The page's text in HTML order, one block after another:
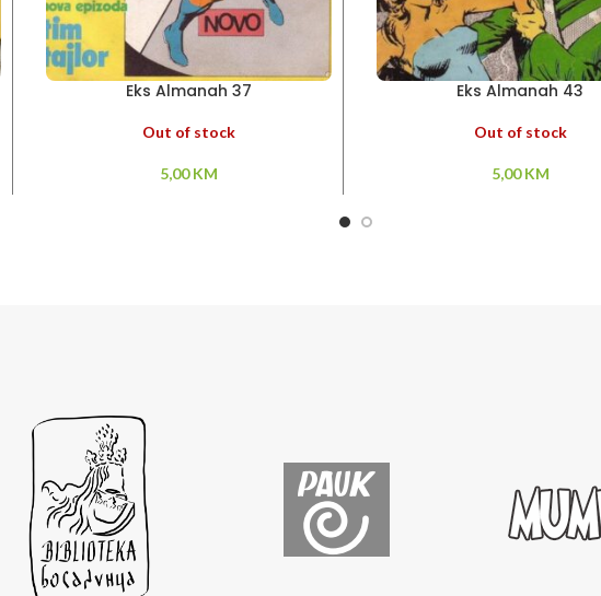
Eks Almanah 37
Out of stock
5,00KM
Eks Almanah 43
Out of stock
5,00KM